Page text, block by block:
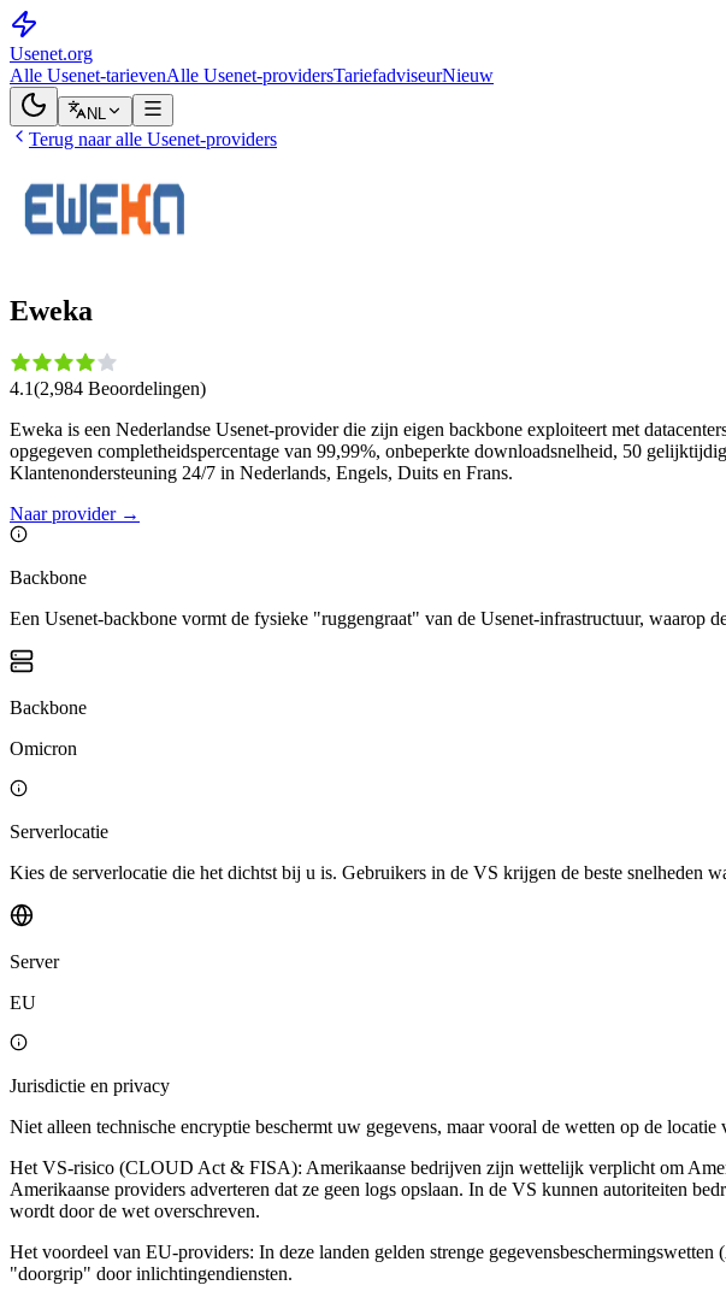
Usenet.org
Alle Usenet-tarievenAlle Usenet-providersTariefadviseurNieuw
NL
Terug naar alle Usenet-providers
Eweka
4.1(2,984 Beoordelingen)
Eweka is een Nederlandse Usenet-provider die zijn eigen backbone exploiteert met
opgegeven completheidspercentage van 99,99%, onbeperkte downloadsnelheid, 50
Klantenondersteuning 24/7 in Nederlands, Engels, Duits en Frans.
Naar provider→
Backbone
Een Usenet-backbone vormt de fysieke "ruggengraat" van de Usenet-infrastructuur, waarop
Backbone
Omicron
Serverlocatie
Kies de serverlocatie die het dichtst bij u is. Gebruikers in de VS krijgen de beste snelheden
Server
EU
Jurisdictie en privacy
Niet alleen technische encryptie beschermt uw gegevens, maar vooral de wetten op de
Het VS-risico (CLOUD Act & FISA): Amerikaanse bedrijven zijn wettelijk verplicht om
Amerikaanse providers adverteren dat ze geen logs opslaan. In de VS kunnen autoriteiten
wordt door de wet overschreven.
Het voordeel van EU-providers: In deze landen gelden strenge
"doorgrip" door inlichtingendiensten.